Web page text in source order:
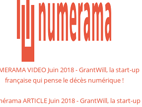
VIDEO Juin 2018 - GrantWill, la start-up
française qui pense le décès numérique !
ARTICLE Juin 2018 - GrantWill, la start-up